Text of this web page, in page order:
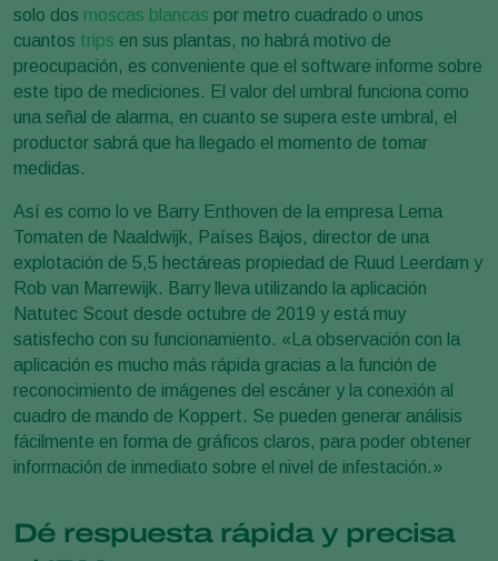
solo dos moscas blancas por metro cuadrado o unos
cuantos trips en sus plantas, no habrá motivo de
preocupación, es conveniente que el software informe sobre
este tipo de mediciones. El valor del umbral funciona como
una señal de alarma, en cuanto se supera este umbral, el
productor sabrá que ha llegado el momento de tomar
medidas.
Así es como lo ve Barry Enthoven de la empresa Lema
Tomaten de Naaldwijk, Países Bajos, director de una
explotación de 5,5 hectáreas propiedad de Ruud Leerdam y
Rob van Marrewijk. Barry lleva utilizando la aplicación
Natutec Scout desde octubre de 2019 y está muy
satisfecho con su funcionamiento. «La observación con la
aplicación es mucho más rápida gracias a la función de
reconocimiento de imágenes del escáner y la conexión al
cuadro de mando de Koppert. Se pueden generar análisis
fácilmente en forma de gráficos claros, para poder obtener
información de inmediato sobre el nivel de infestación.»
Dé respuesta rápida y precisa